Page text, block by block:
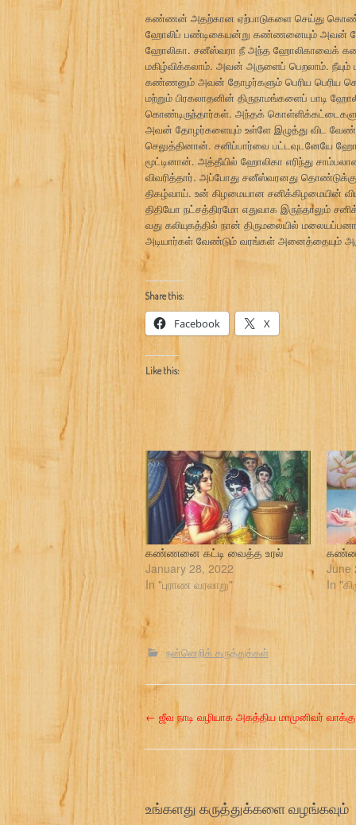
கண்ணன் அதற்கான ஏற்பாடுகளை செய்து
ஹோலிப் பண்டிகையன்று கண்ணனையும் அவன்
ஹோலிகா. சனீஸ்வரா நீ அந்த ஹோலிகாவைக்
மகிழ்விக்கலாம். அவன் அருளைப் பெறலாம்.
கண்ணனும் அவன் தோழர்களும் பெரிய பெரிய
மற்றும் பிரகலாதனின் திருநாமங்களைப் பாடி
கொண்டிருந்தார்கள். அந்தக்
அவன் தோழர்களையும் உள்ளே இழுத்து விட
செலுத்தினான். சனிப்பார்வை பட்டவுடனேயே
மூட்டினான். அத்தீயில் ஹோலிகா எரிந்து
விவரித்தார். அப்போது சனீஸ்வரனது
திகழ்வாய். உன் கிழமையான சனிக்கிழமையின்
திதியோ நட்சத்திரமோ எதுவாக இருந்தாலும்
வது கலியுகத்தில் நான் திருமலையில்
அடியார்கள் வேண்டும் வரங்கள் அனைத்தையும்
Share this:
Facebook X
Like this:
கண்ணனை கட்டி வைத்த உரல்
January 28, 2022
In "புராண வரலாறு"
June
In
நன்னெறிக் கருத்துக்கள்
P
o
← ஜீவ நாடி வழியாக அகத்திய மாமுனிவர்
உங்களது கருத்துக்களை வழங்கவும்